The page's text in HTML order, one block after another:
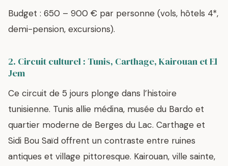
Budget : 650 – 900 € par personne (vols, hôtels 4*,
demi-pension, excursions).
2. Circuit culturel : Tunis, Carthage, Kairouan et El
Jem
Ce circuit de 5 jours plonge dans l’histoire
tunisienne. Tunis allie médina, musée du Bardo et
quartier moderne de Berges du Lac. Carthage et
Sidi Bou Saïd offrent un contraste entre ruines
antiques et village pittoresque. Kairouan, ville sainte,